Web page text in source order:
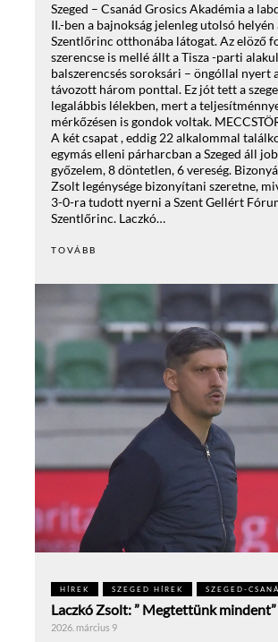
Szeged – Csanád Grosics Akadémia a
II.-ben a bajnokság jelenleg utolsó
Szentlőrinc otthonába látogat. Az elöző
szerencse is mellé állt a Tisza -parti
balszerencsés soroksári – öngóllal nyert
távozott három ponttal. Ez jót tett a
legalábbis lélekben, mert a
mérkőzésen is gondok voltak.
A két csapat , eddig 22 alkalommal
egymás elleni párharcban a Szeged áll
győzelem, 8 döntetlen, 6 vereség.
Zsolt legénysége bizonyítani szeretne,
3-0-ra tudott nyerni a Szent Gellért
Szentlőrinc. Laczkó…
TOVÁBB
HÍREK SZEGED HÍREK SZEGED-
Laczkó Zsolt: ” Megtettünk mindent”
2026. március 9